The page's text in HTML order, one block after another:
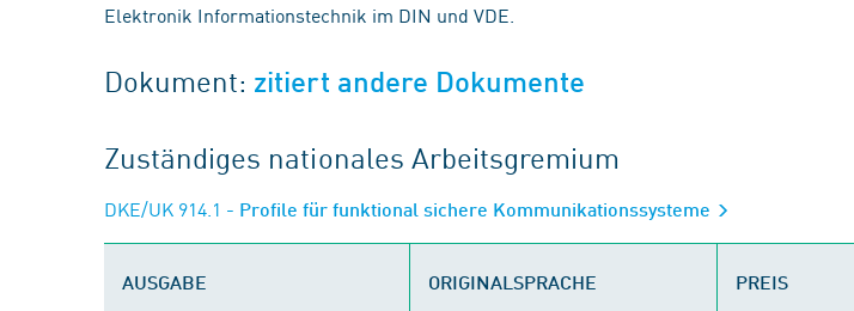
Elektronik Informationstechnik im DIN und VDE.
Dokument: zitiert andere Dokumente
Zuständiges nationales Arbeitsgremium
DKE/UK 914.1 - Profile für funktional sichere Kommunikationssysteme
AUSGABE ORIGINALSPRACHE PREIS